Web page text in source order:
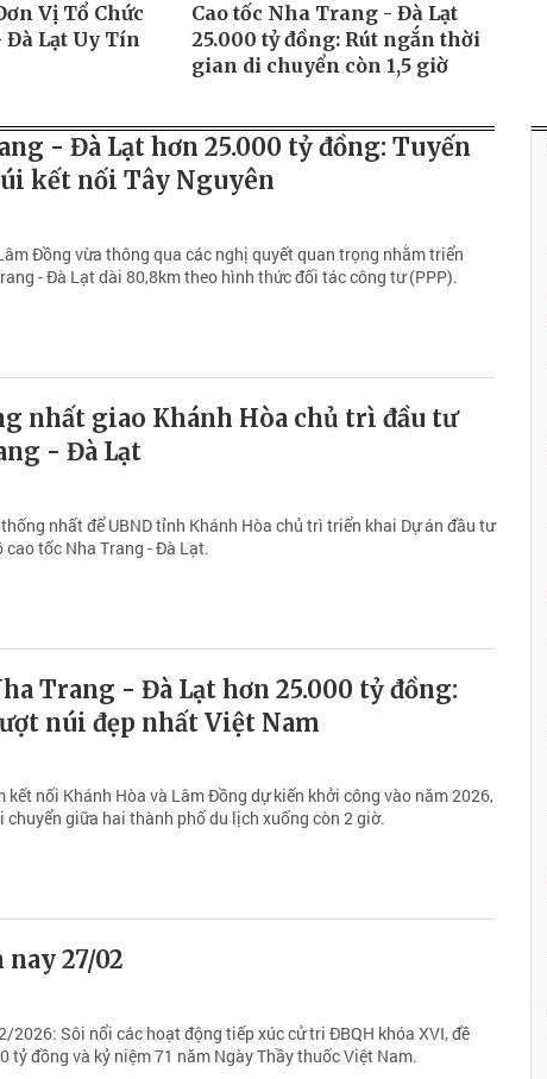
Vị Tổ Chức
Lạt Uy Tín
Cao tốc Nha Trang - Đà Lạt
25.000 tỷ đồng: Rút ngắn thời
gian di chuyển còn 1,5 giờ
- Đà Lạt hơn 25.000 tỷ đồng: Tuyến
kết nối Tây Nguyên
Đồng vừa thông qua các nghị quyết quan trọng nhằm triển
- Đà Lạt dài 80,8km theo hình thức đối tác công tư (PPP).
nhất giao Khánh Hòa chủ trì đầu tư
- Đà Lạt
nhất để UBND tỉnh Khánh Hòa chủ trì triển khai Dự án đầu tư
tốc Nha Trang - Đà Lạt.
Trang - Đà Lạt hơn 25.000 tỷ đồng:
núi đẹp nhất Việt Nam
kết nối Khánh Hòa và Lâm Đồng dự kiến khởi công vào năm 2026,
giữa hai thành phố du lịch xuống còn 2 giờ.
27/02
Sôi nổi các hoạt động tiếp xúc cử tri ĐBQH khóa XVI, đề
tỷ đồng và kỷ niệm 71 năm Ngày Thầy thuốc Việt Nam.